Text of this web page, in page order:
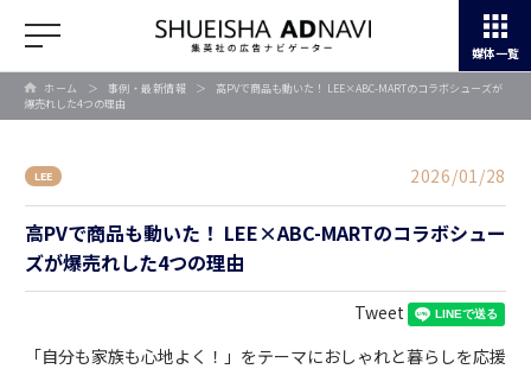
媒体一覧
ホーム ＞ 事例・最新情報 ＞
高PVで商品も動いた！ LEE×ABC-MARTのコラボシューズが
爆売れした4つの理由
LEE 2026/01/28
高PVで商品も動いた！ LEE×ABC-MARTのコラボシュー
ズが爆売れした4つの理由
Tweet
「自分も家族も心地よく！」をテーマにおしゃれと暮らしを応援